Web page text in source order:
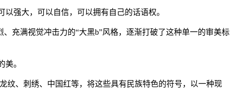
强大，可以自信，可以拥有自己的话语权。
充满视觉冲击力的“大黑b”风格，逐渐打破了这种单一的审美标
。
纹、刺绣、中国红等，将这些具有民族特色的符号，以一种现